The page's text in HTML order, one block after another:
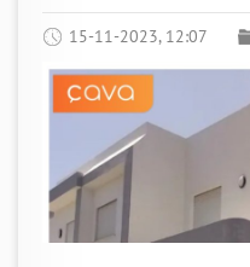
15-11-2023, 12:07